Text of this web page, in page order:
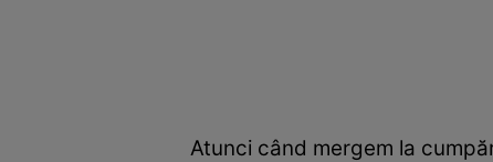
Atunci când mergem la